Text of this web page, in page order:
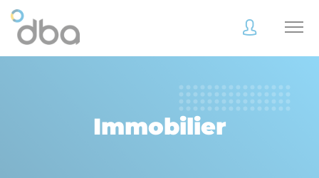
client
client
Immobilier